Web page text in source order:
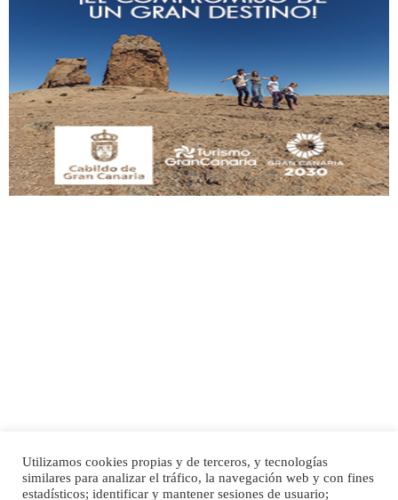
Gato manso encontrado
Este gato macho ha aparecido en la calle hace menos de un mes, es muy
manso y extremadamente cari...
Leales.org » Gran Canaria | 9.7.2025
SHIBA PERDIDO AVDA JOSE MESA Y LOPEZ
PERRO MACHO RAZA SHIBA CON MICROCHIP PERDIDO HOY 06/07/2025 ZONA
Utilizamos cookies propias y de terceros, y tecnologías
similares para analizar el tráfico, la navegación web y con fines
estadísticos; identificar y mantener sesiones de usuario;